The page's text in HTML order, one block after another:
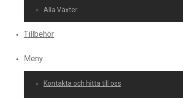
Alla Växter
Tillbehör
Meny
Kontakta och hitta till oss